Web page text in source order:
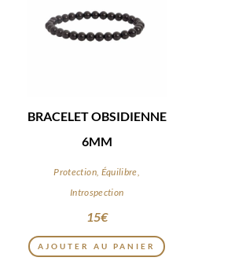
BRACELET OBSIDIENNE
6MM
Protection, Équilibre,
Introspection
15€
AJOUTER AU PANIER